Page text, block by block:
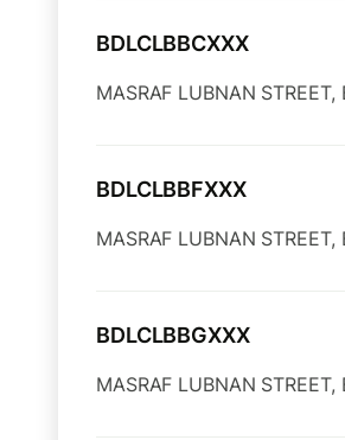
BDLCLBBCXXX
MASRAF LUBNAN STREET,
BDLCLBBFXXX
MASRAF LUBNAN STREET,
BDLCLBBGXXX
MASRAF LUBNAN STREET,